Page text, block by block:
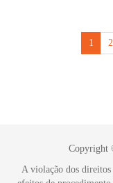
1 2
Copyright
A violação dos direitos